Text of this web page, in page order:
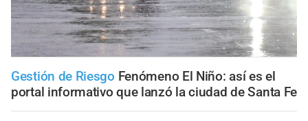
Gestión de Riesgo Fenómeno El Niño: así es el
portal informativo que lanzó la ciudad de Santa Fe